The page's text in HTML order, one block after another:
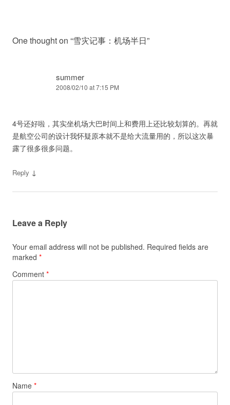
One thought on “雪灾记事：机场半日”
summer
2008/02/10 at 7:15 PM
4号还好啦，其实坐机场大巴时间上和费用上还比较划算的。再就
是航空公司的设计我怀疑原本就不是给大流量用的，所以这次暴
露了很多很多问题。
Reply ↓
Leave a Reply
Your email address will not be published. Required fields are
marked *
Comment *
Name *